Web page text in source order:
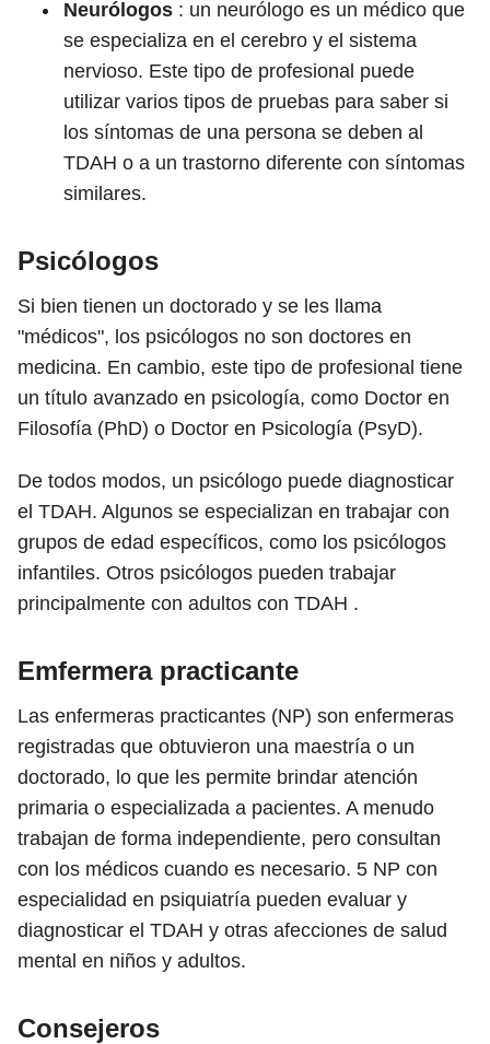
Neurólogos : un neurólogo es un médico que
se especializa en el cerebro y el sistema
nervioso. Este tipo de profesional puede
utilizar varios tipos de pruebas para saber si
los síntomas de una persona se deben al
TDAH o a un trastorno diferente con síntomas
similares.
Psicólogos
Si bien tienen un doctorado y se les llama
"médicos", los psicólogos no son doctores en
medicina. En cambio, este tipo de profesional tiene
un título avanzado en psicología, como Doctor en
Filosofía (PhD) o Doctor en Psicología (PsyD).
De todos modos, un psicólogo puede diagnosticar
el TDAH. Algunos se especializan en trabajar con
grupos de edad específicos, como los psicólogos
infantiles. Otros psicólogos pueden trabajar
principalmente con adultos con TDAH .
Emfermera practicante
Las enfermeras practicantes (NP) son enfermeras
registradas que obtuvieron una maestría o un
doctorado, lo que les permite brindar atención
primaria o especializada a pacientes. A menudo
trabajan de forma independiente, pero consultan
con los médicos cuando es necesario. 5 NP con
especialidad en psiquiatría pueden evaluar y
diagnosticar el TDAH y otras afecciones de salud
mental en niños y adultos.
Consejeros